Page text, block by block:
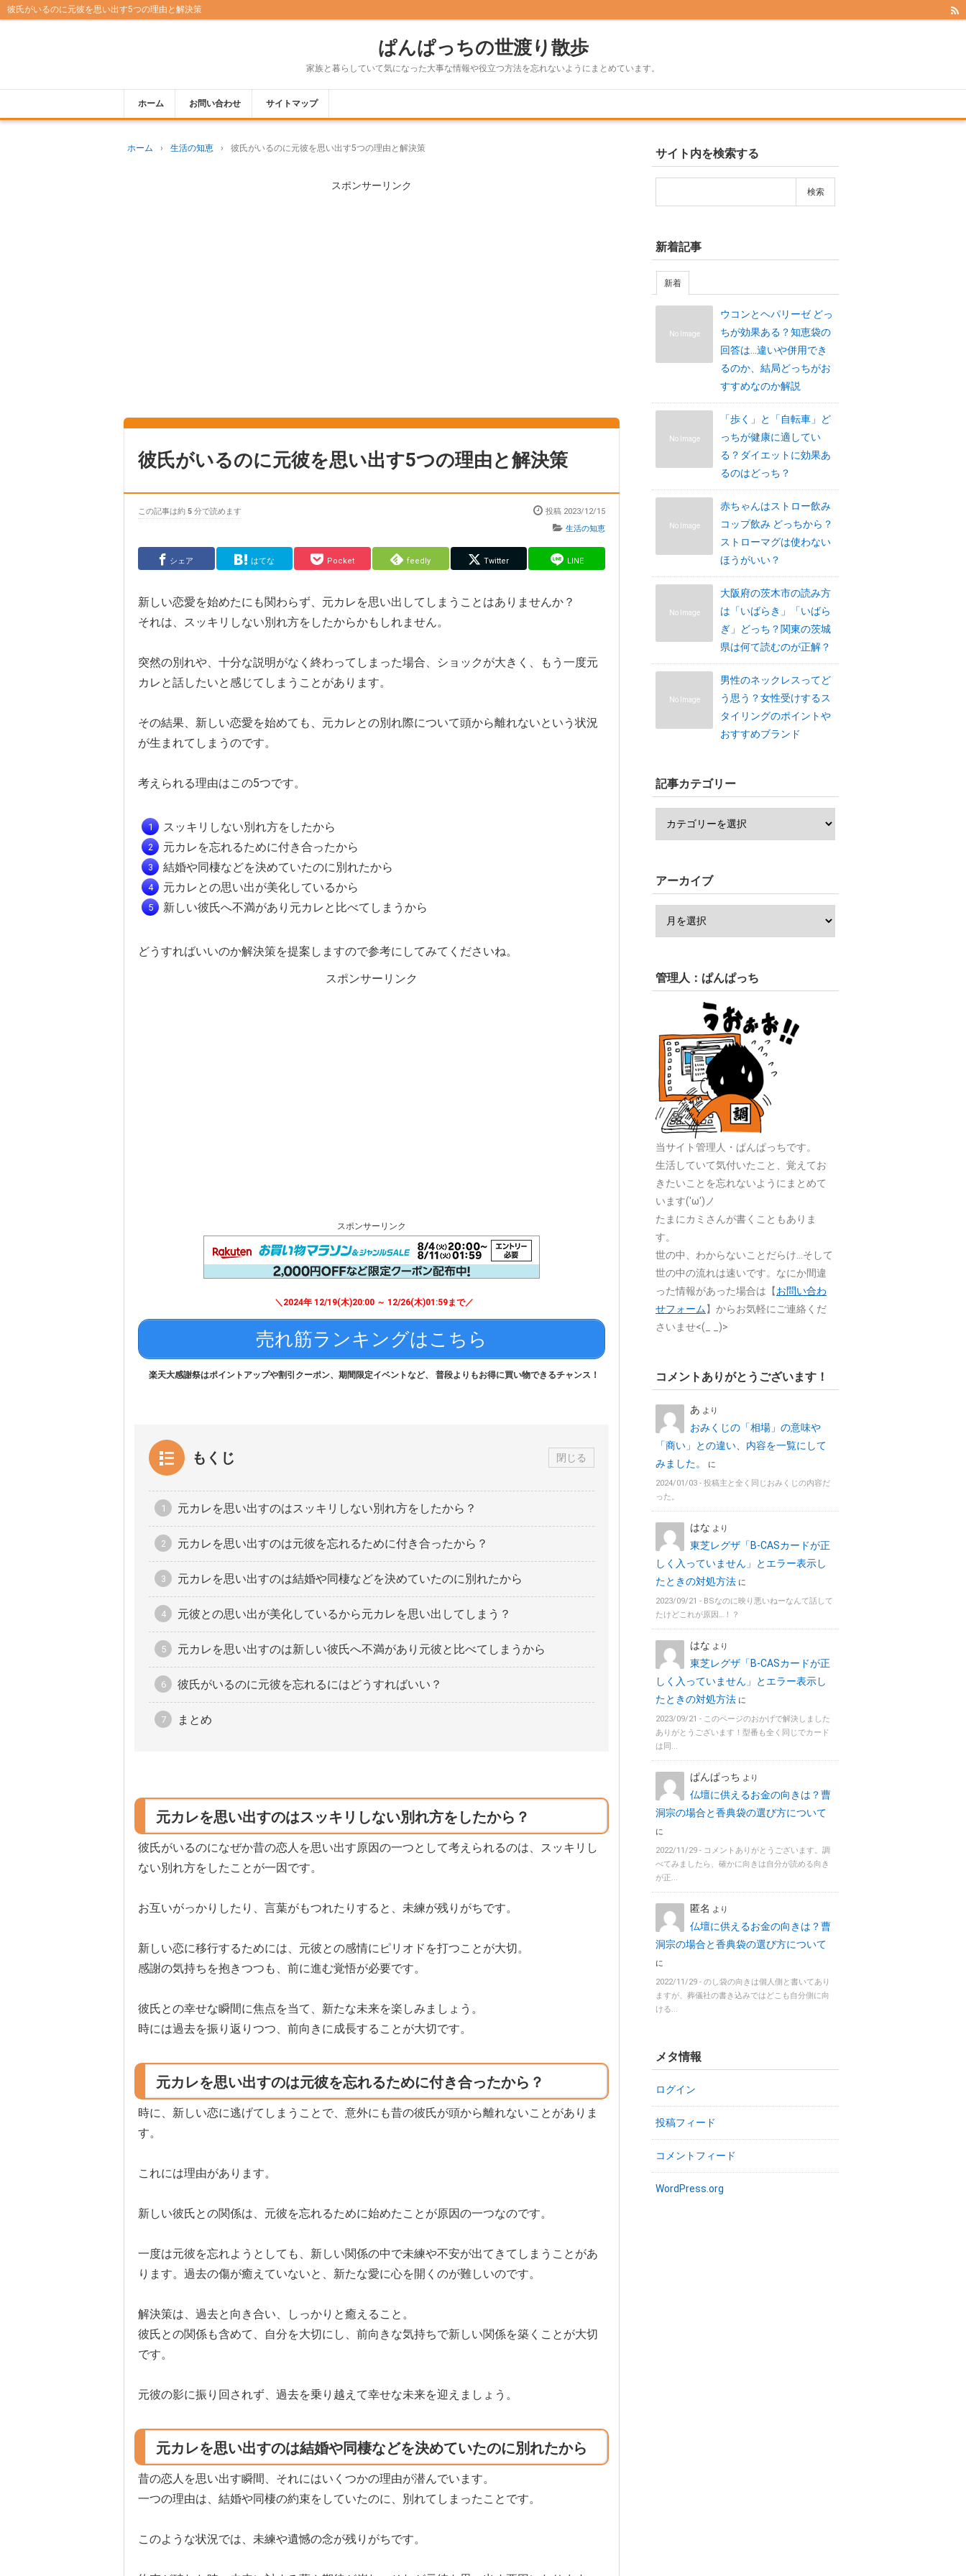
彼氏がいるのに元彼を思い出す5つの理由と解決策
ぱんぱっちの世渡り散歩
家族と暮らしていて気になった大事な情報や役立つ方法を忘れないようにまとめています。
ホーム お問い合わせ サイトマップ
ホーム › 生活の知恵 › 彼氏がいるのに元彼を思い出す5つの理由と解決策
スポンサーリンク
彼氏がいるのに元彼を思い出す5つの理由と解決策
この記事は約 5 分で読めます 投稿 2023/12/15
生活の知恵
シェア はてな Pocket feedly Twitter LINE
新しい恋愛を始めたにも関わらず、元カレを思い出してしまうことはありませんか？
それは、スッキリしない別れ方をしたからかもしれません。
突然の別れや、十分な説明がなく終わってしまった場合、ショックが大きく、もう一度元
カレと話したいと感じてしまうことがあります。
その結果、新しい恋愛を始めても、元カレとの別れ際について頭から離れないという状況
が生まれてしまうのです。
考えられる理由はこの5つです。
スッキリしない別れ方をしたから
元カレを忘れるために付き合ったから
結婚や同棲などを決めていたのに別れたから
元カレとの思い出が美化しているから
新しい彼氏へ不満があり元カレと比べてしまうから
どうすればいいのか解決策を提案しますので参考にしてみてくださいね。
スポンサーリンク
スポンサーリンク
＼2024年 12/19(木)20:00 ～ 12/26(木)01:59まで／
売れ筋ランキングはこちら
楽天大感謝祭はポイントアップや割引クーポン、期間限定イベントなど、 普段よりもお得に買い物できるチャンス！
もくじ 閉じる
元カレを思い出すのはスッキリしない別れ方をしたから？
元カレを思い出すのは元彼を忘れるために付き合ったから？
元カレを思い出すのは結婚や同棲などを決めていたのに別れたから
元彼との思い出が美化しているから元カレを思い出してしまう？
元カレを思い出すのは新しい彼氏へ不満があり元彼と比べてしまうから
彼氏がいるのに元彼を忘れるにはどうすればいい？
まとめ
元カレを思い出すのはスッキリしない別れ方をしたから？
彼氏がいるのになぜか昔の恋人を思い出す原因の一つとして考えられるのは、スッキリし
ない別れ方をしたことが一因です。
お互いがっかりしたり、言葉がもつれたりすると、未練が残りがちです。
新しい恋に移行するためには、元彼との感情にピリオドを打つことが大切。
感謝の気持ちを抱きつつも、前に進む覚悟が必要です。
彼氏との幸せな瞬間に焦点を当て、新たな未来を楽しみましょう。
時には過去を振り返りつつ、前向きに成長することが大切です。
元カレを思い出すのは元彼を忘れるために付き合ったから？
時に、新しい恋に逃げてしまうことで、意外にも昔の彼氏が頭から離れないことがありま
す。
これには理由があります。
新しい彼氏との関係は、元彼を忘れるために始めたことが原因の一つなのです。
一度は元彼を忘れようとしても、新しい関係の中で未練や不安が出てきてしまうことがあ
ります。過去の傷が癒えていないと、新たな愛に心を開くのが難しいのです。
解決策は、過去と向き合い、しっかりと癒えること。
彼氏との関係も含めて、自分を大切にし、前向きな気持ちで新しい関係を築くことが大切
です。
元彼の影に振り回されず、過去を乗り越えて幸せな未来を迎えましょう。
元カレを思い出すのは結婚や同棲などを決めていたのに別れたから
昔の恋人を思い出す瞬間、それにはいくつかの理由が潜んでいます。
一つの理由は、結婚や同棲の約束をしていたのに、別れてしまったことです。
このような状況では、未練や遺憾の念が残りがちです。
サイト内を検索する
新着記事
新着
No Image
ウコンとヘパリーゼ どっ
ちが効果ある？知恵袋の
回答は…違いや併用でき
るのか、結局どっちがお
すすめなのか解説
No Image
「歩く」と「自転車」ど
っちが健康に適してい
る？ダイエットに効果あ
るのはどっち？
No Image
赤ちゃんはストロー飲み
コップ飲み どっちから？
ストローマグは使わない
ほうがいい？
No Image
大阪府の茨木市の読み方
は「いばらき」「いばら
ぎ」どっち？関東の茨城
県は何て読むのが正解？
No Image
男性のネックレスってど
う思う？女性受けするス
タイリングのポイントや
おすすめブランド
記事カテゴリー
アーカイブ
管理人：ぱんぱっち
当サイト管理人・ぱんぱっちです。
生活していて気付いたこと、覚えてお
きたいことを忘れないようにまとめて
います('ω')ノ
たまにカミさんが書くこともありま
す。
世の中、わからないことだらけ…そして
世の中の流れは速いです。なにか間違
った情報があった場合は【お問い合わ
せフォーム】からお気軽にご連絡くだ
さいませ<(_ _)>
コメントありがとうございます！
あ より
おみくじの「相場」の意味や
「商い」との違い、内容を一覧にして
みました。
に
2024/01/03 - 投稿主と全く同じおみくじの内容だ
った。
はな より
東芝レグザ「B-CASカードが正
しく入っていません」とエラー表示し
たときの対処方法 に
2023/09/21 - BSなのに映り悪いねーなんて話して
たけどこれが原因…！？
はな より
東芝レグザ「B-CASカードが正
しく入っていません」とエラー表示し
たときの対処方法 に
2023/09/21 - このページのおかげで解決しました
ありがとうございます！型番も全く同じでカード
は同...
ぱんぱっち より
仏壇に供えるお金の向きは？曹
洞宗の場合と香典袋の選び方について
に
2022/11/29 - コメントありがとうございます。調
べてみましたら、確かに向きは自分が読める向き
が正...
匿名 より
仏壇に供えるお金の向きは？曹
洞宗の場合と香典袋の選び方について
に
2022/11/29 - のし袋の向きは個人側と書いてあり
ますが、葬儀社の書き込みではどこも自分側に向
ける...
メタ情報
ログイン
投稿フィード
コメントフィード
WordPress.org